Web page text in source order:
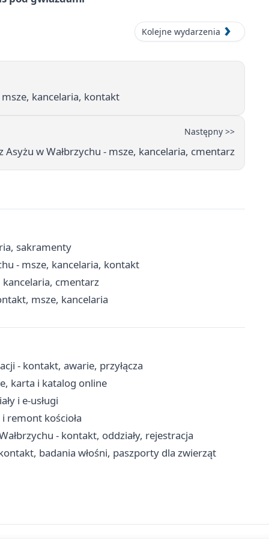
Kolejne wydarzenia
msze, kancelaria, kontakt
Następny >>
Asyżu w Wałbrzychu - msze, kancelaria, cmentarz
sakramenty
- msze, kancelaria, kontakt
kancelaria, cmentarz
msze, kancelaria
- kontakt, awarie, przyłącza
karta i katalog online
i e-usługi
remont kościoła
- kontakt, oddziały, rejestracja
badania włośni, paszporty dla zwierząt